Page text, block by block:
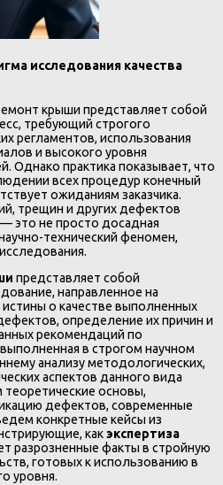
исследования качества
крыши представляет собой
требующий строгого
регламентов, использования
и высокого уровня
Однако практика показывает, что
всех процедур конечный
ожиданиям заказчика.
трещин и других дефектов
это не просто досадная
технический феномен,
представляет собой
направленное на
о качестве выполненных
определение их причин и
рекомендаций по
в строгом научном
анализу методологических,
аспектов данного вида
основы,
дефектов, современные
конкретные кейсы из
какэкспертиза
разрозненные факты в стройную
готовых к использованию в
уровня.